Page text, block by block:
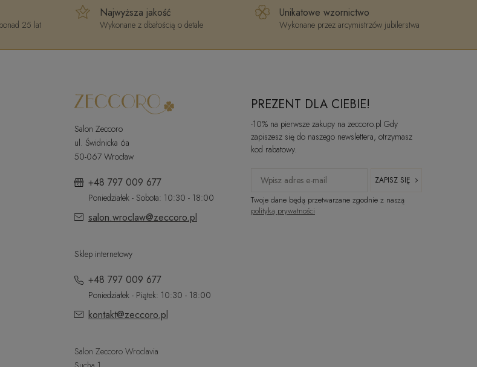
25 lat
Najwyższa jakość
Wykonane z dbałością o detale
Unikatowe wzornictwo
Wykonane przez arcymistrzów jubilerstwa
Salon Zeccoro
ul. Świdnicka 6a
50-067 Wrocław
+48 797 009 677
Poniedziałek - Sobota: 10:30 - 18:00
salon.wroclaw@zeccoro.pl
Sklep internetowy
+48 797 009 677
Poniedziałek - Piątek: 10:30 - 18:00
kontakt@zeccoro.pl
Salon Zeccoro Wroclavia
PREZENT DLA CIEBIE!
-10% na pierwsze zakupy na zeccoro.pl Gdy
zapiszesz się do naszego newslettera, otrzymasz
kod rabatowy.
ZAPISZ SIĘ
Twoje dane będą przetwarzane zgodnie z naszą
polityką prywatności